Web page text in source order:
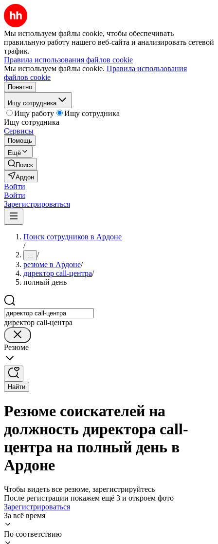
Мы используем файлы cookie, чтобы обеспечивать
правильную работу нашего веб-сайта и анализировать сетевой
трафик.
Правила использования файлов cookie
Мы используем файлы cookie. Правила использования
файлов cookie
Понятно
Ищу сотрудника
Ищу работу
Ищу сотрудника
Ищу сотрудника
Сервисы
Помощь
Ещё
Поиск
Ардон
Войти
Войти
Зарегистрироваться
Поиск сотрудников в Ардоне
/
... /
резюме в Ардоне/
директор call-центра/
полный день
директор call-центра
Резюме
Найти
Резюме соискателей на
должность директора call-
центра на полный день в
Ардоне
Чтобы видеть все резюме, зарегистрируйтесь
После регистрации покажем ещё 3 и откроем фото
Зарегистрироваться
За всё время
По соответствию